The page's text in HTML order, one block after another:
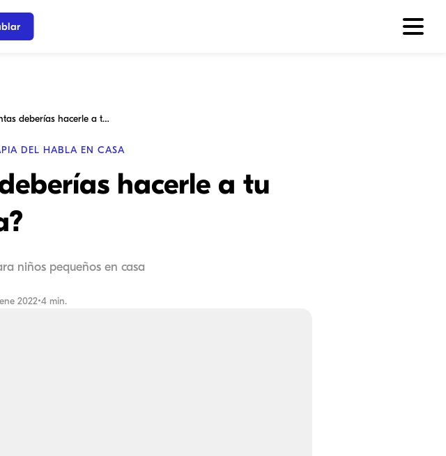
¿Qué tipo de preguntas deberías hacerle a tu hijo/a?
DEL HABLA EN CASA
hacerle a tu
niños pequeños en casa
ene 2022•4 min.